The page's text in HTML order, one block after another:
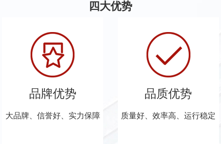
四大优势
品牌优势
大品牌、信誉好、实力保障
品质优势
质量好、效率高、运行稳定